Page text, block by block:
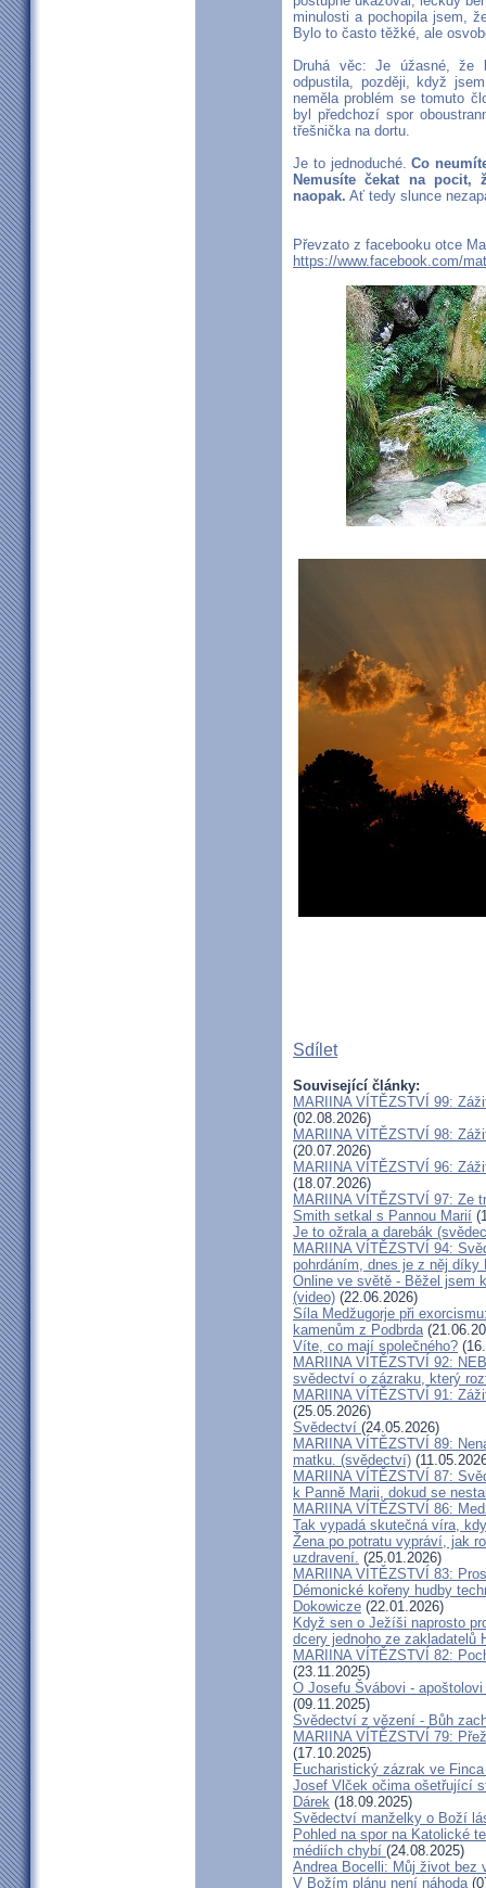
minulosti a pochopila jsem,
Bylo to často těžké, ale
Druhá věc: Je úžasné, že
odpustila, později, když
neměla problém se tomuto
byl předchozí spor
třešnička na dortu.
Je to jednoduché.Co
Nemusíte čekat na
naopak. Ať tedy slunce
Převzato z facebooku otce
https://www.facebook.com/
Sdílet
Související články:
MARIINA VÍTĚZSTVÍ 99:
(02.08.2026)
MARIINA VÍTĚZSTVÍ 98:
(20.07.2026)
MARIINA VÍTĚZSTVÍ 96:
(18.07.2026)
MARIINA VÍTĚZSTVÍ 97: Ze
Smith setkal s Pannou Marií
Je to ožrala a darebák
MARIINA VÍTĚZSTVÍ 94:
pohrdáním, dnes je z něj
Online ve světě - Běžel jsem
(video) (22.06.2026)
Síla Medžugorje při
kamenům z Podbrda
Víte, co mají společného?
MARIINA VÍTĚZSTVÍ 92:
svědectví o zázraku, který
MARIINA VÍTĚZSTVÍ 91:
(25.05.2026)
Svědectví (24.05.2026)
MARIINA VÍTĚZSTVÍ 89:
matku. (svědectví)
MARIINA VÍTĚZSTVÍ 87:
k Panně Marii, dokud se
MARIINA VÍTĚZSTVÍ 86:
Tak vypadá skutečná víra,
Žena po potratu vypráví, jak
uzdravení. (25.01.2026)
MARIINA VÍTĚZSTVÍ 83:
Démonické kořeny hudby
Dokowicze (22.01.2026)
Když sen o Ježíši naprosto
dcery jednoho ze zakladatelů
MARIINA VÍTĚZSTVÍ 82:
(23.11.2025)
O Josefu Švábovi -
(09.11.2025)
Svědectví z vězení - Bůh
MARIINA VÍTĚZSTVÍ 79:
(17.10.2025)
Eucharistický zázrak ve
Josef Vlček očima ošetřující
Dárek (18.09.2025)
Svědectví manželky o Boží
Pohled na spor na Katolické
médiích chybí (24.08.2025)
Andrea Bocelli: Můj život
V Božím plánu není náhoda